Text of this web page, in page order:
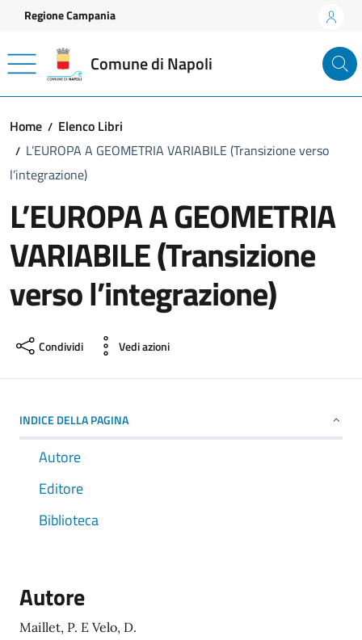
Vai ai contenuti
Vai al footer
Regione Campania
Comune di Napoli
Home
Elenco Libri
L’EUROPA A GEOMETRIA VARIABILE (Transizione verso
l’integrazione)
L’EUROPA A GEOMETRIA
VARIABILE (Transizione
verso l’integrazione)
Condividi Vedi azioni
INDICE DELLA PAGINA
Autore
Editore
Biblioteca
Autore
Maillet, P. E Velo, D.